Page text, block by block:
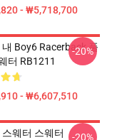
- ₩5,718,700
Boy6 Racerback 풀
터 RB1211
- ₩6,607,510
-20%
웨터 스웨터
-20%